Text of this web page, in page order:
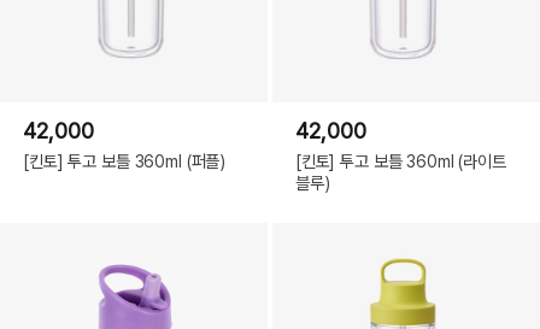
42,000
[킨토] 투고 보틀 360ml (퍼플)
42,000
[킨토] 투고 보틀 360ml (라이트
블루)